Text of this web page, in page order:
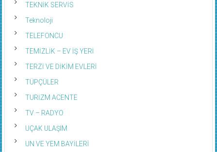
TEKNİK SERVİS
Teknoloji
TELEFONCU
TEMİZLİK – EV İŞ YERİ
TERZİ VE DİKİM EVLERİ
TÜPÇÜLER
TURİZM ACENTE
TV – RADYO
UÇAK ULAŞIM
UN VE YEM BAYİLERİ